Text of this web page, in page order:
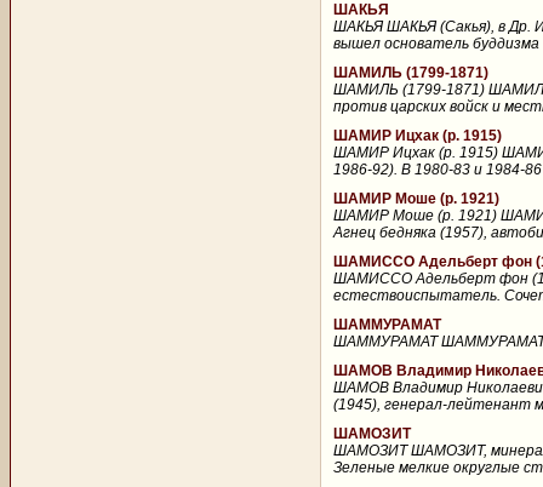
ШАКЬЯ
ШАКЬЯ ШАКЬЯ (Сакья), в Др.
вышел основатель
ШАМИЛЬ (1799-1871)
ШАМИЛЬ (1799-1871) ШАМИЛЬ
против царских войск и
ШАМИР Ицхак (р. 1915)
ШАМИР Ицхак (р. 1915)
1986-92). В 1980-83 и 1984-
ШАМИР Моше (р. 1921)
ШАМИР Моше (р. 1921) ШАМИР
Агнец бедняка (1957),
ШАМИССО Адельберт фон
ШАМИССО Адельберт фон
естествоиспытатель.
ШАММУРАМАТ
ШАММУРАМАТ ШАММУРАМАТ,
ШАМОВ Владимир
ШАМОВ Владимир
(1945), генерал-лейтенант
ШАМОЗИТ
ШАМОЗИТ ШАМОЗИТ, минерал
Зеленые мелкие округлые